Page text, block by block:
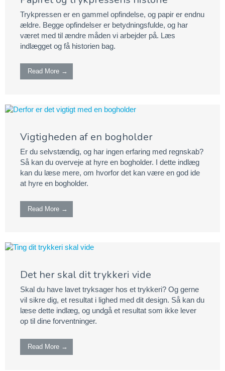
Trykpressen er en gammel opfindelse, og papir er endnu
ældre. Begge opfindelser er betydningsfulde, og har
været med til ændre måden vi arbejder på. Læs
indlægget og få historien bag.
Read More →
Vigtigheden af en bogholder
Er du selvstændig, og har ingen erfaring med regnskab?
Så kan du overveje at hyre en bogholder. I dette indlæg
kan du læse mere, om hvorfor det kan være en god ide
at hyre en bogholder.
Read More →
Det her skal dit trykkeri vide
Skal du have lavet tryksager hos et trykkeri? Og gerne
vil sikre dig, et resultat i lighed med dit design. Så kan du
læse dette indlæg, og undgå et resultat som ikke lever
op til dine forventninger.
Read More →